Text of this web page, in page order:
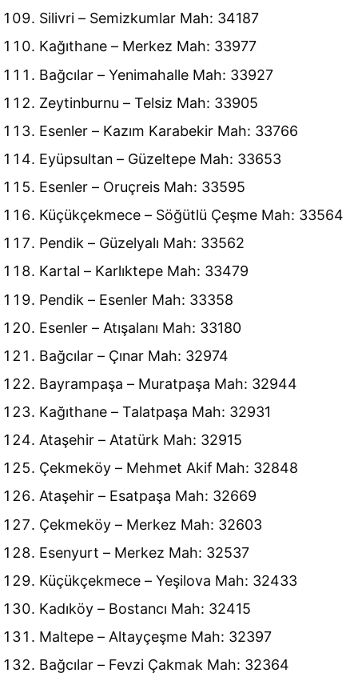
Silivri – Semizkumlar Mah: 34187
Kağıthane – Merkez Mah: 33977
Bağcılar – Yenimahalle Mah: 33927
Zeytinburnu – Telsiz Mah: 33905
Esenler – Kazım Karabekir Mah: 33766
Eyüpsultan – Güzeltepe Mah: 33653
Esenler – Oruçreis Mah: 33595
Küçükçekmece – Söğütlü Çeşme Mah: 33564
Pendik – Güzelyalı Mah: 33562
Kartal – Karlıktepe Mah: 33479
Pendik – Esenler Mah: 33358
Esenler – Atışalanı Mah: 33180
Bağcılar – Çınar Mah: 32974
Bayrampaşa – Muratpaşa Mah: 32944
Kağıthane – Talatpaşa Mah: 32931
Ataşehir – Atatürk Mah: 32915
Çekmeköy – Mehmet Akif Mah: 32848
Ataşehir – Esatpaşa Mah: 32669
Çekmeköy – Merkez Mah: 32603
Esenyurt – Merkez Mah: 32537
Küçükçekmece – Yeşilova Mah: 32433
Kadıköy – Bostancı Mah: 32415
Maltepe – Altayçeşme Mah: 32397
Bağcılar – Fevzi Çakmak Mah: 32364